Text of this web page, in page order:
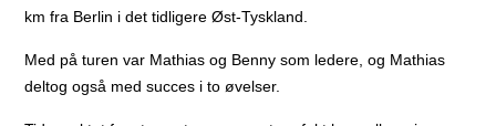
km fra Berlin i det tidligere Øst-Tyskland.
Med på turen var Mathias og Benny som ledere, og Mathias
deltog også med succes i to øvelser.